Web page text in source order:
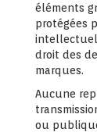
éléments
protégées
droit des
marques.
Aucune
ou